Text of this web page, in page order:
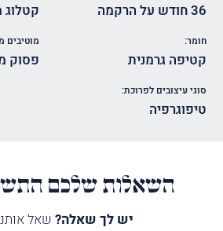
36 חודש על הרקמה קטלוג
חומר:
קטיפה גרמנית
מוטיבים
פסוק
סוגי עיצובים לפרוכת:
טיפוגרפיה
השאלות שלכם
יש לך שאלה? שאל